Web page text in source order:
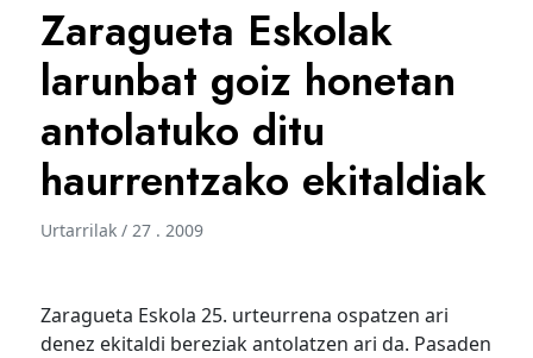
Zaragueta Eskolak
larunbat goiz honetan
antolatuko ditu
haurrentzako ekitaldiak
Urtarrilak / 27 . 2009
Zaragueta Eskola 25. urteurrena ospatzen ari
denez ekitaldi bereziak antolatzen ari da. Pasaden